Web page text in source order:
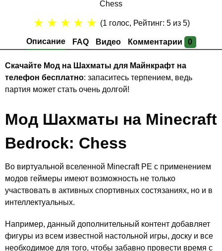
Chess
Описание FAQ Видео Комментарии 0
★ ★ ★ ★ ★ (1 голос, Рейтинг:5 из 5)
Скачайте Мод на Шахматы для Майнкрафт на
телефон бесплатно: запаситесь терпением, ведь
партия может стать очень долгой!
Мод Шахматы на Minecraft
Bedrock: Chess
Во виртуальной вселенной Minecraft PE с применением
модов геймеры имеют возможность не только
участвовать в активных спортивных состязаниях, но и в
интеллектуальных.
Например, данный дополнительный контент добавляет
фигуры из всем известной настольной игры, доску и все
необходимое для того, чтобы забавно провести время с